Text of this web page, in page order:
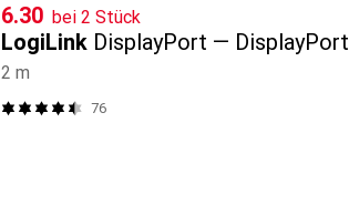
CHF
6.30 bei 2 Stück
LogiLink DisplayPort — DisplayPort
2 m
76